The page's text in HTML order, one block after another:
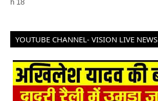
h 18
YOUTUBE CHANNEL- VISION LIVE NEWS